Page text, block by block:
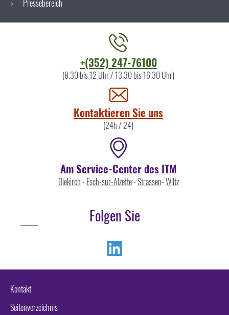
Pressebereich
+(352) 247-76100
(8.30 bis 12 Uhr / 13.30 bis 16.30 Uhr)
Kontaktieren Sie uns
(24h / 24)
Am Service-Center des ITM
Diekirch- Esch-sur-Alzette-Strassen-Wiltz
Folgen Sie
Kontakt
Seitenverzeichnis